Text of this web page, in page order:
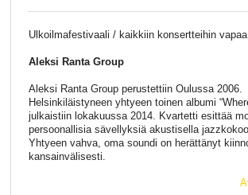
Ulkoilmafestivaali / kaikkiin konsertteihin
Aleksi Ranta Group
Aleksi Ranta Group perustettiin Oulussa 2006.
Helsinkiläistyneen yhtyeen toinen albumi
julkaistiin lokakuussa 2014. Kvartetti esittää
persoonallisia sävellyksiä akustisella
Yhtyeen vahva, oma soundi on herättänyt
kansainvälisesti.